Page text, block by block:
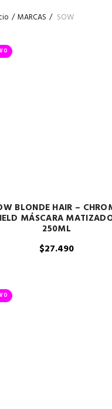
MARCAS SOW
BLONDE HAIR –
MÁSCARA
250ML
$27.490